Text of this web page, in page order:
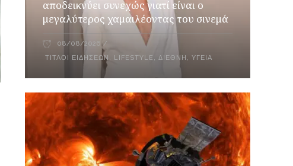
αποδεικνύει συνεχώς γιατί είναι ο
μεγαλύτερος χαμαιλέοντας του σινεμά
08/08/2026
ΤΊΤΛΟΙ ΕΙΔΉΣΕΩΝ , LIFESTYLE ,ΔΙΕΘΝΉ ,ΥΓΕΊΑ